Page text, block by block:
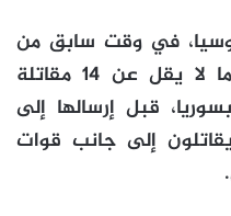
في وقت سابق من
هذا الأسبوع، بإخفاء هوية ما لا يقل عن 14 مقاتلة
قبل إرسالها إلى
إلى جانب قوات